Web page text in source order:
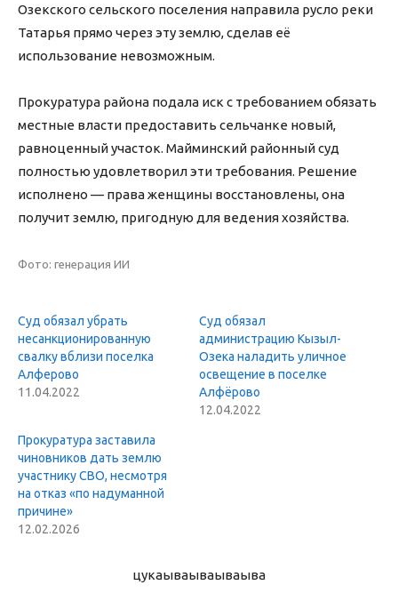
Озекского сельского поселения направила русло реки
Татарья прямо через эту землю, сделав её
использование невозможным.
Прокуратура района подала иск с требованием обязать
местные власти предоставить сельчанке новый,
равноценный участок. Майминский районный суд
полностью удовлетворил эти требования. Решение
исполнено — права женщины восстановлены, она
получит землю, пригодную для ведения хозяйства.
Фото: генерация ИИ
Суд обязал убрать
несанкционированную
свалку вблизи поселка
Алферово
11.04.2022
Суд обязал
администрацию Кызыл-
Озека наладить уличное
освещение в поселке
Алфёрово
12.04.2022
Прокуратура заставила
чиновников дать землю
участнику СВО, несмотря
на отказ «по надуманной
причине»
12.02.2026
цукаываываываыва